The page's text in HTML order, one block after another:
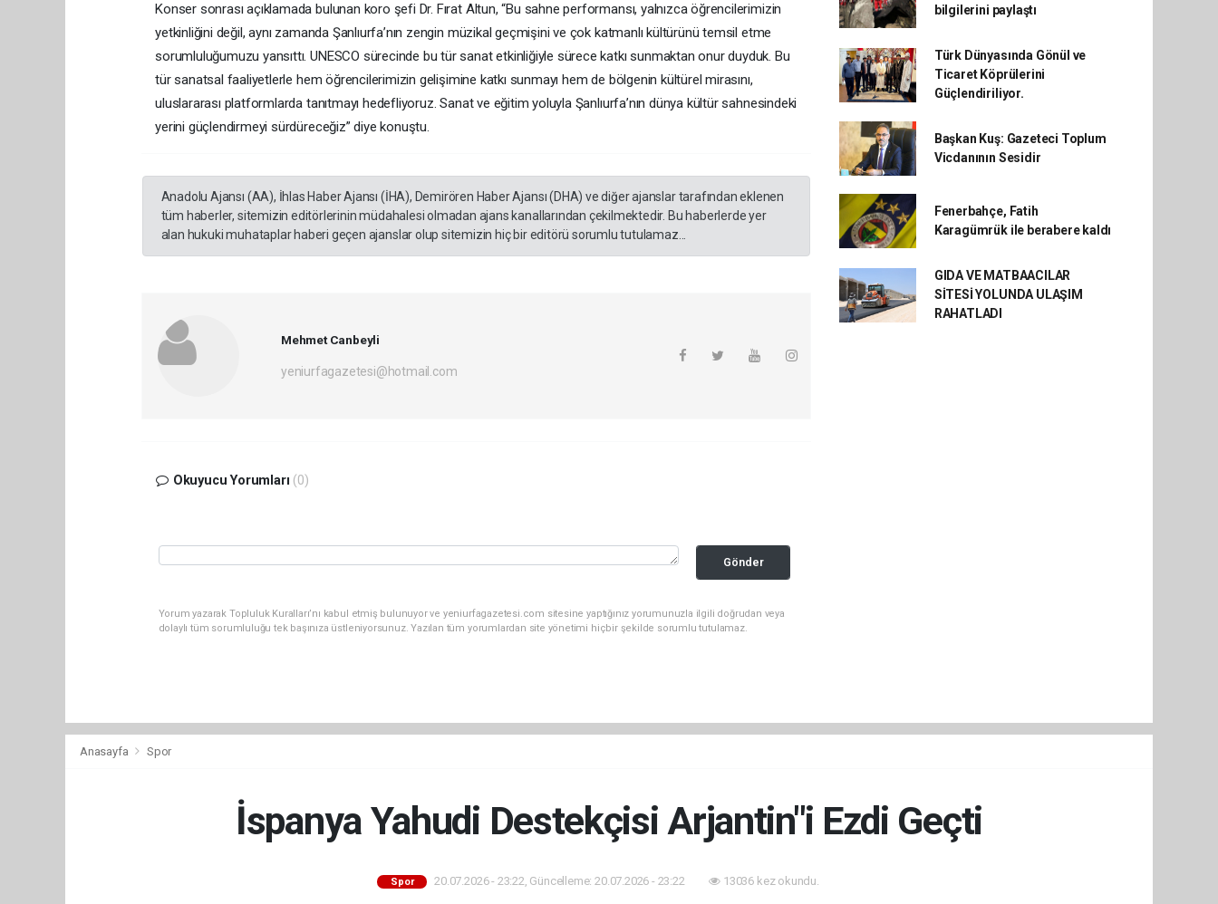
Konser sonrası açıklamada bulunan koro şefi Dr. Fırat Altun, “Bu sahne performansı, yalnızca öğrencilerimizin
yetkinliğini değil, aynı zamanda Şanlıurfa’nın zengin müzikal geçmişini ve çok katmanlı kültürünü temsil etme
sorumluluğumuzu yansıttı. UNESCO sürecinde bu tür sanat etkinliğiyle sürece katkı sunmaktan onur duyduk. Bu
tür sanatsal faaliyetlerle hem öğrencilerimizin gelişimine katkı sunmayı hem de bölgenin kültürel mirasını,
uluslararası platformlarda tanıtmayı hedefliyoruz. Sanat ve eğitim yoluyla Şanlıurfa’nın dünya kültür sahnesindeki
yerini güçlendirmeyi sürdüreceğiz” diye konuştu.
Anadolu Ajansı (AA), İhlas Haber Ajansı (İHA), Demirören Haber Ajansı (DHA) ve diğer ajanslar tarafından eklenen
tüm haberler, sitemizin editörlerinin müdahalesi olmadan ajans kanallarından çekilmektedir. Bu haberlerde yer
alan hukuki muhataplar haberi geçen ajanslar olup sitemizin hiç bir editörü sorumlu tutulamaz...
Mehmet Canbeyli
yeniurfagazetesi@hotmail.com
Okuyucu Yorumları (0)
Gönder
Yorum yazarak Topluluk Kuralları’nı kabul etmiş bulunuyor ve yeniurfagazetesi.com sitesine yaptığınız yorumunuzla ilgili doğrudan veya
dolaylı tüm sorumluluğu tek başınıza üstleniyorsunuz. Yazılan tüm yorumlardan site yönetimi hiçbir şekilde sorumlu tutulamaz.
bilgilerini paylaştı
Türk Dünyasında Gönül ve
Ticaret Köprülerini
Güçlendiriliyor.
Başkan Kuş: Gazeteci Toplum
Vicdanının Sesidir
Fenerbahçe, Fatih
Karagümrük ile berabere kaldı
GIDA VE MATBAACILAR
SİTESİ YOLUNDA ULAŞIM
RAHATLADI
Anasayfa Spor
İspanya Yahudi Destekçisi Arjantin"i Ezdi Geçti
Spor 20.07.2026 - 23:22, Güncelleme: 20.07.2026 - 23:22 13036 kez okundu.